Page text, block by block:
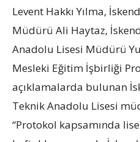
Levent Hakkı Yılma,
Müdürü Ali Haytaz,
Anadolu Lisesi Müdürü
Mesleki Eğitim İşbirliği
açıklamalarda bulunan
Teknik Anadolu Lisesi
“Protokol kapsamında